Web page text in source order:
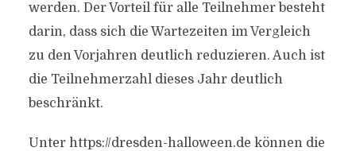
werden. Der Vorteil für alle Teilnehmer besteht
darin, dass sich die Wartezeiten im Vergleich
zu den Vorjahren deutlich reduzieren. Auch ist
die Teilnehmerzahl dieses Jahr deutlich
beschränkt.
Unter https://dresden-halloween.de können die